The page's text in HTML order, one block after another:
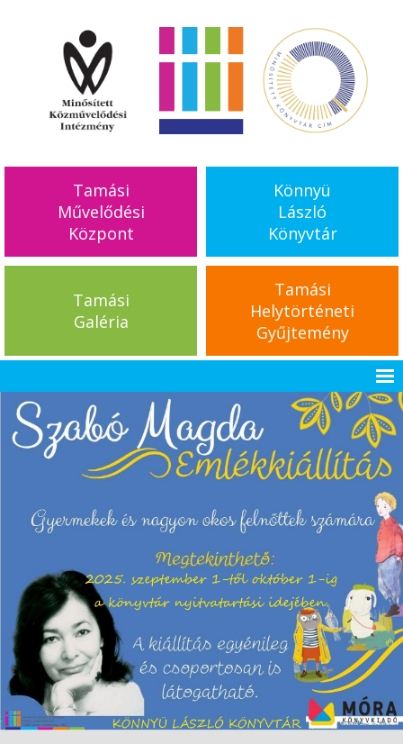
Tamási
Művelődési
Központ
Könnyü
László
Könyvtár
Tamási
Galéria
Tamási
Helytörténeti
Gyűjtemény